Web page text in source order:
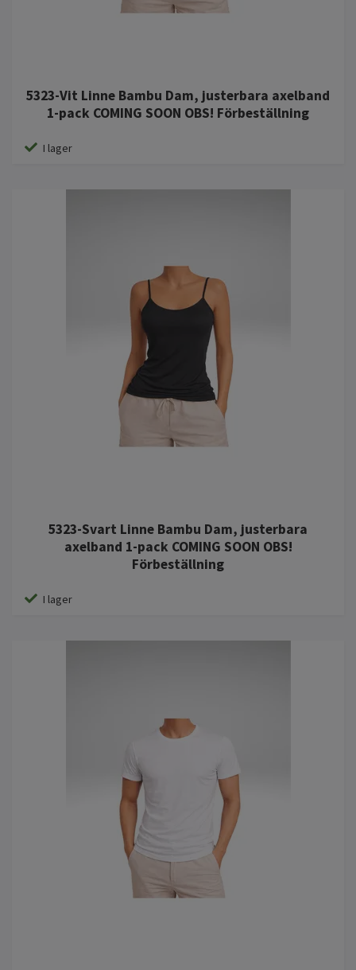
5323-Vit Linne Bambu Dam, justerbara axelband
1-pack COMING SOON OBS! Förbeställning
I lager
5323-Svart Linne Bambu Dam, justerbara
axelband 1-pack COMING SOON OBS!
Förbeställning
I lager